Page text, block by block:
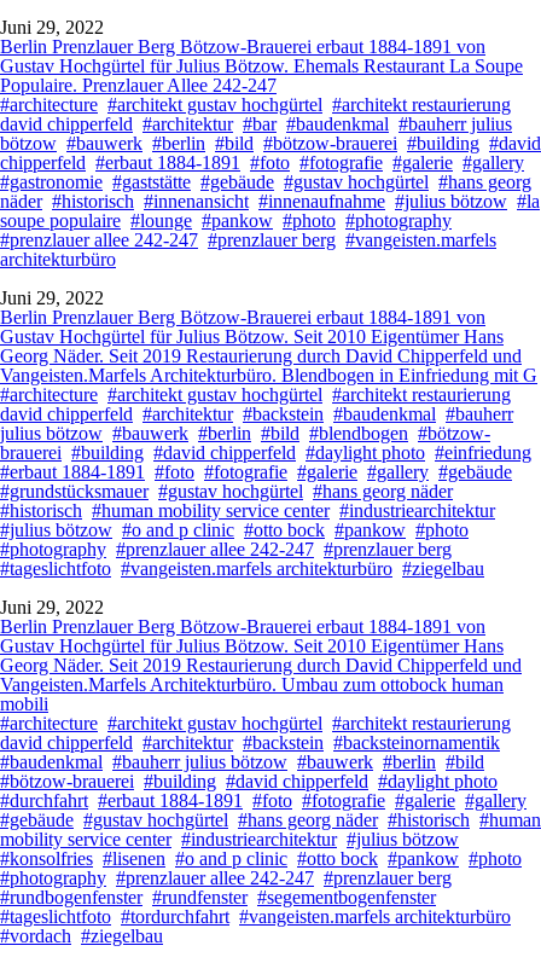
Juni 29, 2022
Berlin Prenzlauer Berg Bötzow-Brauerei erbaut 1884-1891 von
Gustav Hochgürtel für Julius Bötzow. Ehemals Restaurant La Soupe
Populaire. Prenzlauer Allee 242-247
#architecture #architekt gustav hochgürtel #architekt restaurierung
david chipperfeld #architektur #bar #baudenkmal #bauherr julius
bötzow #bauwerk #berlin #bild #bötzow-brauerei #building #david
chipperfeld #erbaut 1884-1891 #foto #fotografie #galerie #gallery
#gastronomie #gaststätte #gebäude #gustav hochgürtel #hans georg
näder #historisch #innenansicht #innenaufnahme #julius bötzow #la
soupe populaire #lounge #pankow #photo #photography
#prenzlauer allee 242-247 #prenzlauer berg #vangeisten.marfels
architekturbüro
Juni 29, 2022
Berlin Prenzlauer Berg Bötzow-Brauerei erbaut 1884-1891 von
Gustav Hochgürtel für Julius Bötzow. Seit 2010 Eigentümer Hans
Georg Näder. Seit 2019 Restaurierung durch David Chipperfeld und
Vangeisten.Marfels Architekturbüro. Blendbogen in Einfriedung mit G
#architecture #architekt gustav hochgürtel #architekt restaurierung
david chipperfeld #architektur #backstein #baudenkmal #bauherr
julius bötzow #bauwerk #berlin #bild #blendbogen #bötzow-
brauerei #building #david chipperfeld #daylight photo #einfriedung
#erbaut 1884-1891
#foto #fotografie #galerie #gallery #gebäude
#grundstücksmauer #gustav hochgürtel #hans georg näder
#historisch #human mobility service center #industriearchitektur
#julius bötzow #o and p clinic #otto bock #pankow #photo
#photography #prenzlauer allee 242-247 #prenzlauer berg
#tageslichtfoto #vangeisten.marfels architekturbüro #ziegelbau
Juni 29, 2022
Berlin Prenzlauer Berg Bötzow-Brauerei erbaut 1884-1891 von
Gustav Hochgürtel für Julius Bötzow. Seit 2010 Eigentümer Hans
Georg Näder. Seit 2019 Restaurierung durch David Chipperfeld und
Vangeisten.Marfels Architekturbüro. Umbau zum ottobock human
mobili
#architecture #architekt gustav hochgürtel #architekt restaurierung
david chipperfeld #architektur #backstein #backsteinornamentik
#baudenkmal #bauherr julius bötzow #bauwerk #berlin #bild
#bötzow-brauerei #building #david chipperfeld #daylight photo
#durchfahrt #erbaut 1884-1891 #foto #fotografie #galerie #gallery
#gebäude #gustav hochgürtel #hans georg näder #historisch #human
mobility service center #industriearchitektur #julius bötzow
#konsolfries #lisenen #o and p clinic #otto bock #pankow #photo
#photography #prenzlauer allee 242-247 #prenzlauer berg
#rundbogenfenster #rundfenster #segementbogenfenster
#tageslichtfoto #tordurchfahrt #vangeisten.marfels architekturbüro
#vordach #ziegelbau